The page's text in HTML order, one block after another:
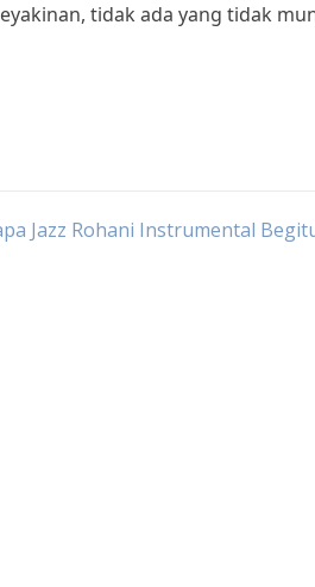
tidak ada yang tidak
Jazz Rohani Instrumental